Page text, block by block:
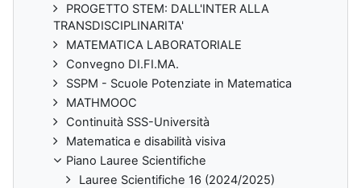
PROGETTO STEM: DALL'INTER ALLA
TRANSDISCIPLINARITA'
MATEMATICA LABORATORIALE
Convegno DI.FI.MA.
SSPM - Scuole Potenziate in Matematica
MATHMOOC
Continuità SSS-Università
Matematica e disabilità visiva
Piano Lauree Scientifiche
Lauree Scientifiche 16 (2024/2025)